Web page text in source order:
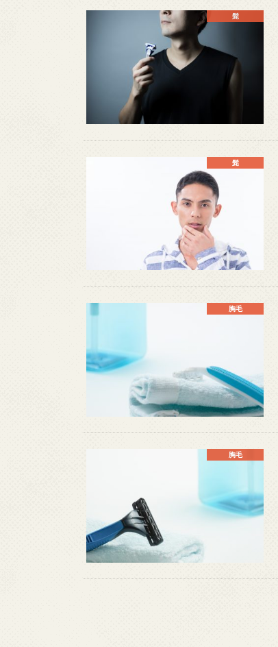
髭
髭
胸毛
胸毛